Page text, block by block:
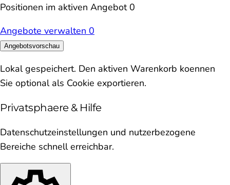
Positionen im aktiven Angebot 0
Angebote verwalten 0
Angebotsvorschau
Lokal gespeichert. Den aktiven Warenkorb koennen
Sie optional als Cookie exportieren.
Privatsphaere & Hilfe
Datenschutzeinstellungen und nutzerbezogene
Bereiche schnell erreichbar.